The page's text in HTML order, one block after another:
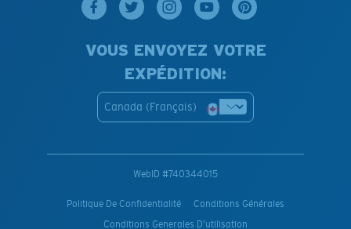
VOUS ENVOYEZ VOTRE
EXPÉDITION:
Canada (Français)
WebID #740344015
Politique De Confidentialité
Conditions Générales
Conditions Generales D’utilisation